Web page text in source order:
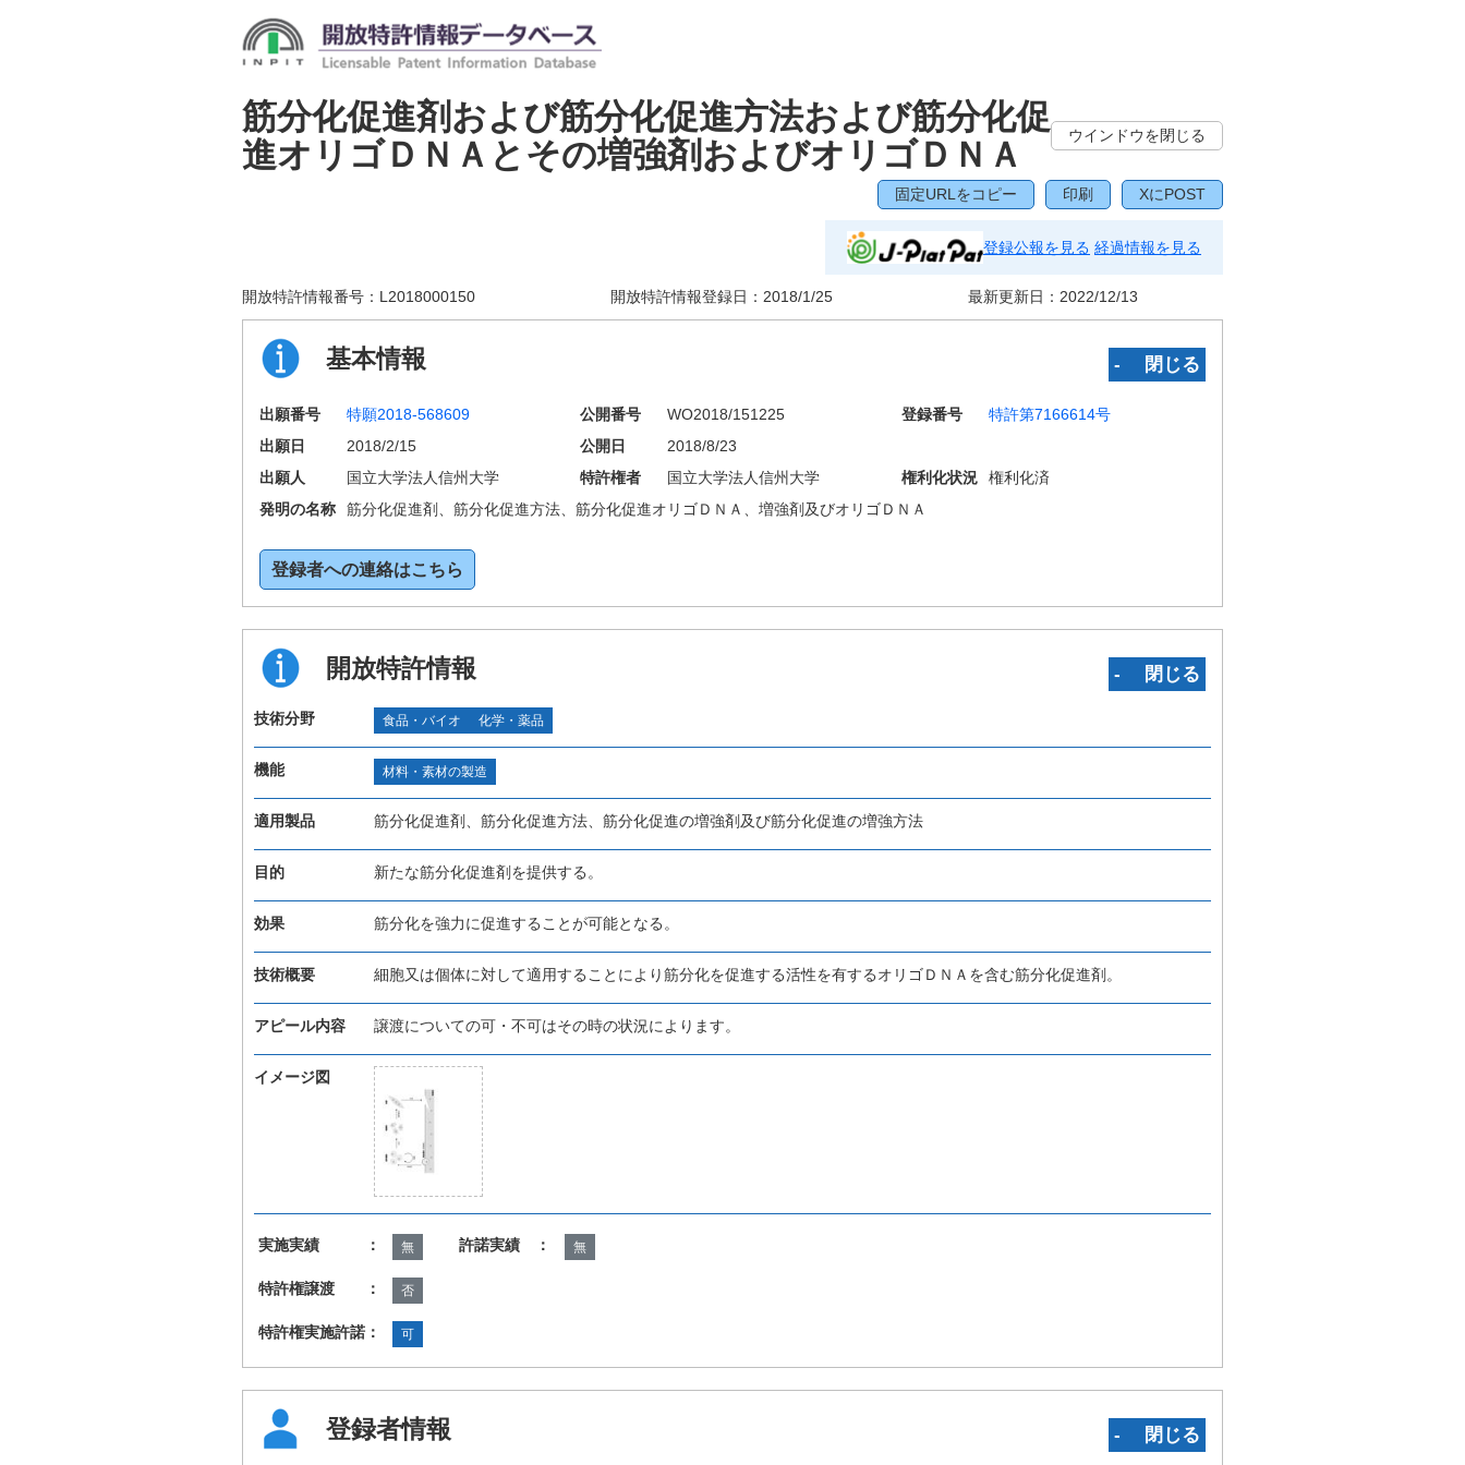
筋分化促進剤および筋分化促進方法および筋分化促
進オリゴＤＮＡとその増強剤およびオリゴＤＮＡ
ウインドウを閉じる
固定URLをコピー 印刷 XにPOST
登録公報を見る 経過情報を見る
開放特許情報番号： L2018000150 開放特許情報登録日： 2018/1/25 最新更新日： 2022/12/13
基本情報 ‐ 閉じる
出願番号 特願2018-568609 公開番号 WO2018/151225 登録番号
特許第7166614号
出願日
2018/2/15 公開日
2018/8/23
出願人
国立大学法人信州大学 特許権者 国立大学法人信州大学 権利化状況
権利化済
発明の名称
筋分化促進剤、筋分化促進方法、筋分化促進オリゴＤＮＡ、増強剤及びオリゴＤＮＡ
登録者への連絡はこちら
開放特許情報 ‐ 閉じる
技術分野 食品・バイオ 化学・薬品
機能 材料・素材の製造
適用製品 筋分化促進剤、筋分化促進方法、筋分化促進の増強剤及び筋分化促進の増強方法
目的 新たな筋分化促進剤を提供する。
効果 筋分化を強力に促進することが可能となる。
技術概要 細胞又は個体に対して適用することにより筋分化を促進する活性を有するオリゴＤＮＡを含む筋分化促進剤。
アピール内容 譲渡についての可・不可はその時の状況によります。
イメージ図
実施実績 ： 無 許諾実績 ： 無
特許権譲渡 ： 否
特許権実施許諾： 可
登録者情報 ‐ 閉じる